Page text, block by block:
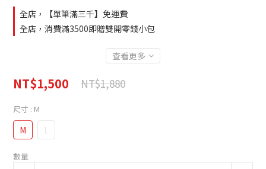
全店，【單筆滿三千】免運費
全店，消費滿3500即贈雙開零錢小包
查看更多
NT$1,500 NT$1,880
尺寸 : M
M L
數量